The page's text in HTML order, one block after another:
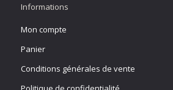
Informations
Mon compte
Panier
Conditions générales de vente